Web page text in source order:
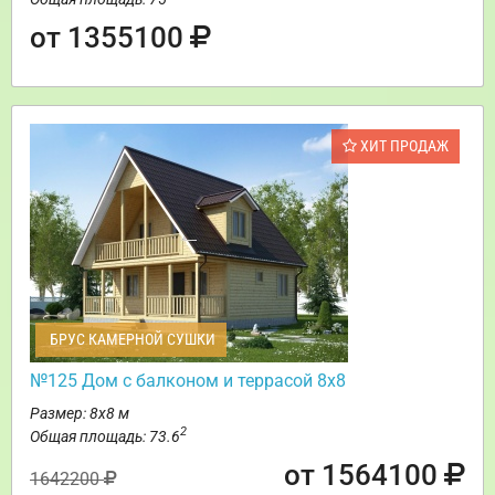
от 1355100
ХИТ ПРОДАЖ
БРУС КАМЕРНОЙ СУШКИ
№125 Дом с балконом и террасой 8х8
Размер: 8х8 м
Общая площадь: 73.62
1642200 от 1564100